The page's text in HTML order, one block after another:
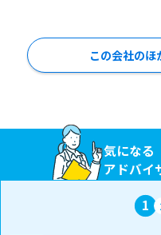
この会社のほ
気になる
アドバイ
1